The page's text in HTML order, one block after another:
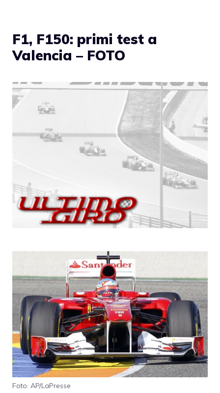
F1, F150: primi test a
Valencia – FOTO
Foto: AP/LaPresse